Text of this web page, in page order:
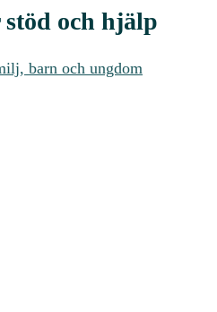
och hjälp
barn och ungdom